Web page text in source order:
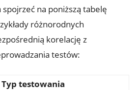
na poniższą tabelę
różnorodnych
korelację z
testów:
Typ testowania